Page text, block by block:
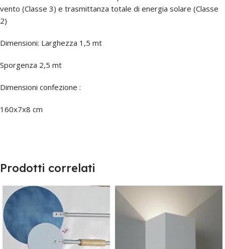
vento (Classe 3) e trasmittanza totale di energia solare (Classe
2)
Dimensioni: Larghezza 1,5 mt
Sporgenza 2,5 mt
Dimensioni confezione :
160x7x8 cm
Prodotti correlati